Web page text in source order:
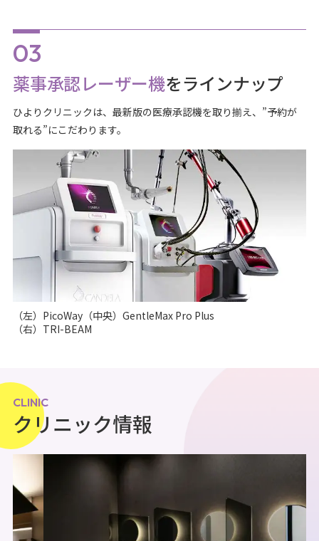
薬事承認レーザー機をラインナップ
ひよりクリニックは、最新版の医療承認機を取り揃え、”予約が
取れる”にこだわります。
（左）PicoWay（中央）GentleMax Pro Plus
（右）TRI-BEAM
CLINIC
クリニック情報